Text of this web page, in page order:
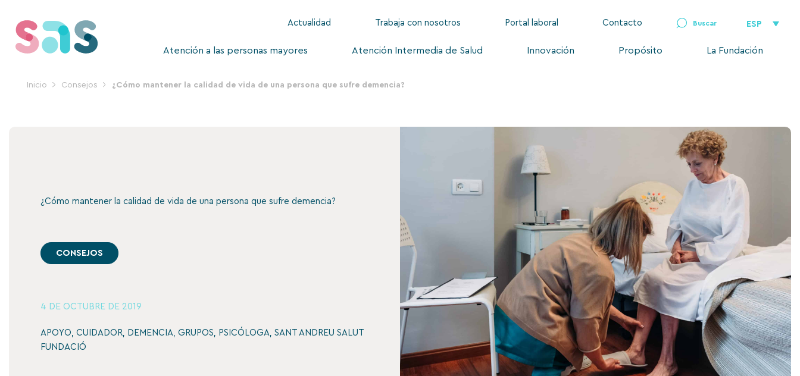
contenido
Actualidad Trabaja con nosotros Portal laboral Contacto ESP
Atención a las personas mayores Atención Intermedia de Salud Innovación Propósito La Fundación
Inicio Consejos ¿Cómo mantener la calidad de vida de una persona que sufre demencia?
¿Cómo mantener la calidad de vida de una persona que sufre demencia?
CONSEJOS
4 DE OCTUBRE DE 2019
APOYO CUIDADOR, DEMENCIA GRUPOS PSICÓLOGA SANT ANDREU SALUT
FUNDACIÓ